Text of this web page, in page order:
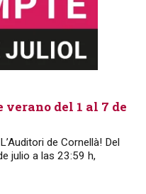
verano del 1 al 7 de
de Cornellà! Del
julio a las 23:59 h,